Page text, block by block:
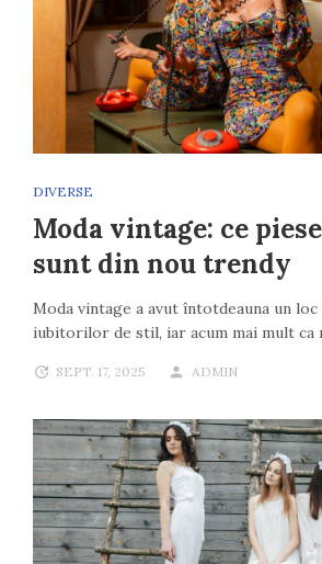
DIVERSE
Moda vintage: ce
sunt din nou trendy
Moda vintage a avut întotdeauna un
iubitorilor de stil, iar acum mai mult ca
SEPT. 17, 2025 ADMIN